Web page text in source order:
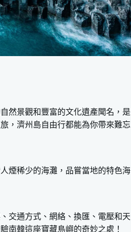
然景觀和豐富的文化遺產聞名，是
，濟州島自由行都能為你帶來難忘
煙稀少的海灘，品嘗當地的特色海
交通方式、網絡、換匯、電壓和天
南韓這座寶藏島嶼的奇妙之處！